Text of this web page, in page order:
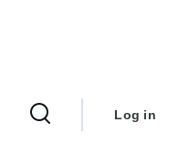
menu
Log in